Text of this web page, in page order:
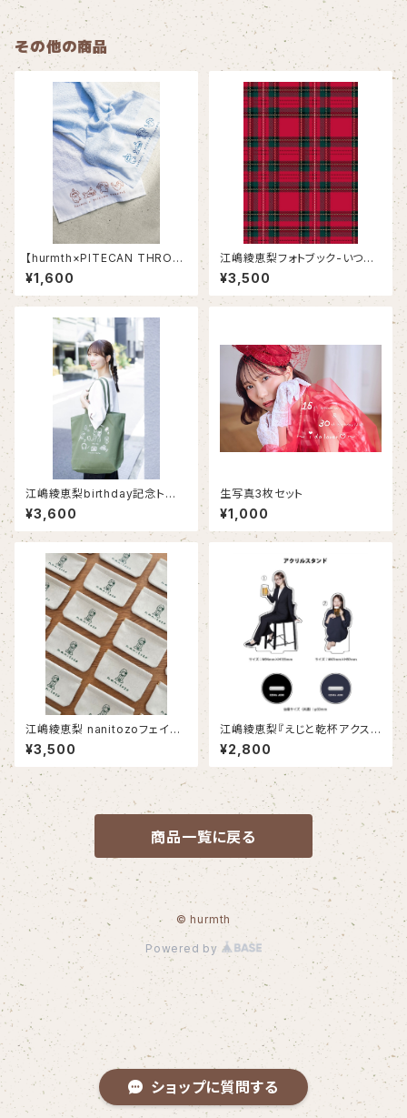
ショップに質問する
その他の商品
【hurmth×PITECAN THROP
USコラボ】タオル
¥1,600
江嶋綾恵梨フォトブック-いつも
のワタシ。-
¥3,500
江嶋綾恵梨birthday記念トート
バッグ
¥3,600
生写真3枚セット
¥1,000
江嶋綾恵梨 nanitozoフェイク
レザーポーチ
¥3,500
江嶋綾恵梨『えじと乾杯アクス
タ〜ビール編①,②〜』
¥2,800
商品一覧に戻る
© hurmth
Powered by